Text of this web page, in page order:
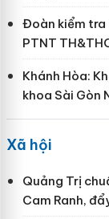
Đoàn kiểm tra
PTNT
Khánh Hòa:
khoa Sài Gòn
Xã hội
Quảng Trị
Cam Ranh,